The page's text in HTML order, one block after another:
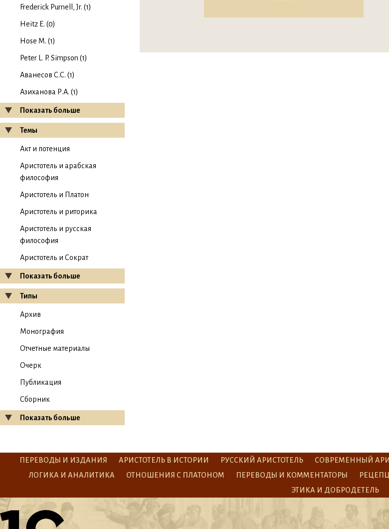
Frederick Purnell, Jr. (1)
Heitz E. (0)
Hose M. (1)
Peter L. P. Simpson (1)
Аванесов С.С. (1)
Азиханова Р.А. (1)
Показать больше
Темы
Акт и потенция
Аристотель и арабская
философия
Аристотель и Платон
Аристотель и риторика
Аристотель и русская
философия
Аристотель и Сократ
Показать больше
Типы
Архив
Монография
Отчетные материалы
Очерк
Публикация
Сборник
Показать больше
ПЕРЕВОДЫ И ИЗДАНИЯ АРИСТОТЕЛЬ В ИСТОРИИ РУССКИЙ АРИСТОТЕЛЬ СОВРЕМЕННЫЙ
ЛОГИКА И АНАЛИТИКА
ОТНОШЕНИЯ С ПЛАТОНОМ ПЕРЕВОДЫ И КОММЕНТАТОРЫ
ЭТИКА И ДОБРОДЕТЕЛЬ